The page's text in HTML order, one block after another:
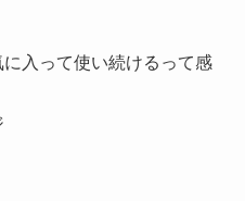
入って使い続けるって感